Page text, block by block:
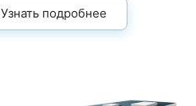
Узнать подробнее